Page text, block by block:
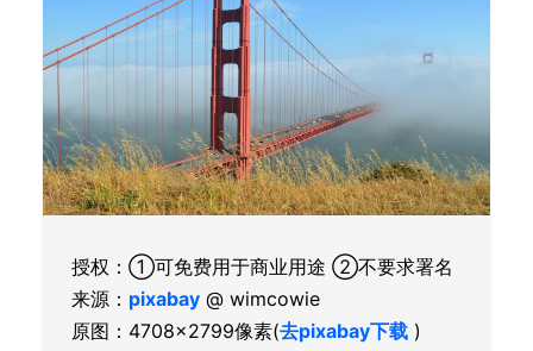
授权：①可免费用于商业用途 ②不要求署名
来源： pixabay @ wimcowie
原图：4708×2799像素(去pixabay下载 )